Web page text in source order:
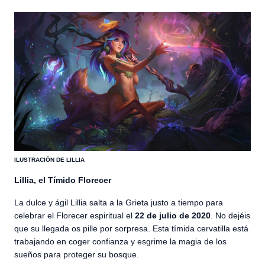
ILUSTRACIÓN DE LILLIA
Lillia, el Tímido Florecer
La dulce y ágil Lillia salta a la Grieta justo a tiempo para
celebrar el Florecer espiritual el 22 de julio de 2020 . No dejéis
que su llegada os pille por sorpresa. Esta tímida cervatilla está
trabajando en coger confianza y esgrime la magia de los
sueños para proteger su bosque.